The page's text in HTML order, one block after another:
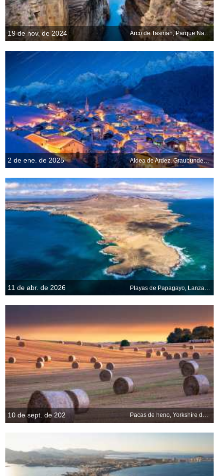
19 de nov. de 2024 Arco de Tasman, Parque Nacional de Tasmania, Tasmania, Australia
2 de ene. de 2025 Aldea de Ardez, Graubunden, Suiza
11 de abr. de 2026
10 de sept. de 202 Pacas de heno, Yorkshire del Norte, Inglaterra